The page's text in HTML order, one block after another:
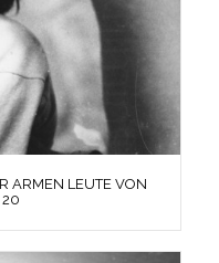
ARMEN LEUTE VON